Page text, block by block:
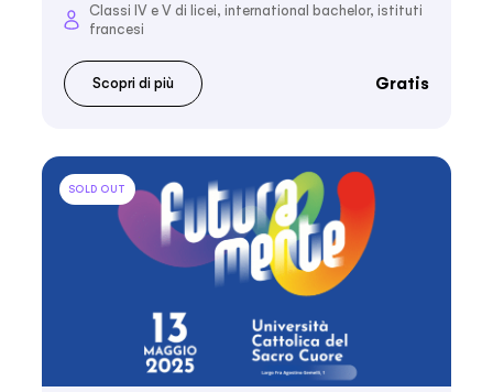
Classi IV e V di licei, international bachelor, istituti
francesi
Scopri di più Gratis
SOLD OUT